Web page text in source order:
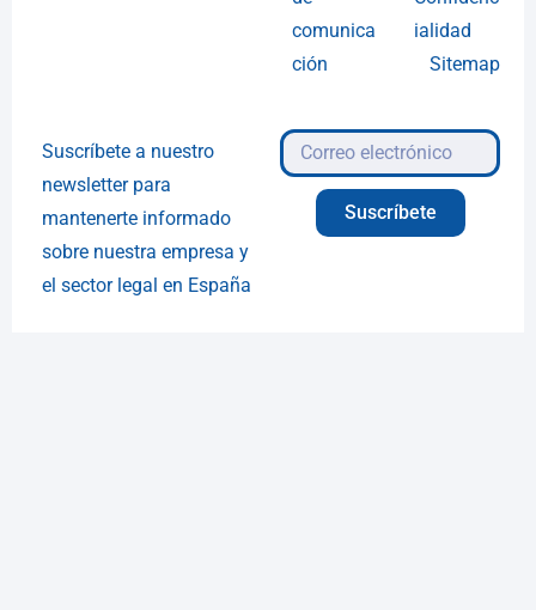
comunica
ción
ialidad
Sitemap
Suscríbete a nuestro
newsletter para
mantenerte informado
sobre nuestra empresa y
el sector legal en España
Suscríbete